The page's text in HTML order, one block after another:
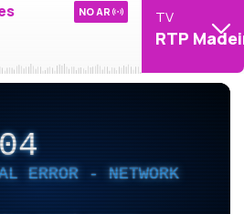
NO AR TV
RTP
ERROR - NETWORK